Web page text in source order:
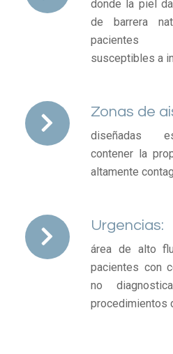
donde la piel
de barrera
pacientes
susceptibles a
Zonas de
diseñadas
contener la
altamente
Urgencias:
área de alto
pacientes con
no
procedimientos